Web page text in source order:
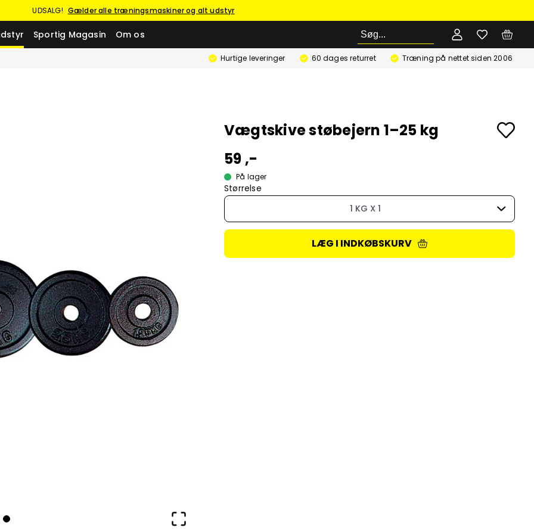
UDSALG! Gælder alle træningsmaskiner og alt udstyr
Sportig Magasin Om os Søg
Hurtige leveringer 60 dages returret Træning på nettet siden 2006
Vægtskive støbejern 1–25 kg
59 ,-
På lager
Størrelse
1 KG X 1
LÆG I INDKØBSKURV